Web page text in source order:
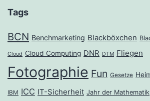
Tags
BCN Benchmarketing Blackböxchen
Cloud Cloud Computing DNR DTM Fliegen
Fotographie Fun Gesetze
IBM ICC IT-Sicherheit Jahr der Mathematik